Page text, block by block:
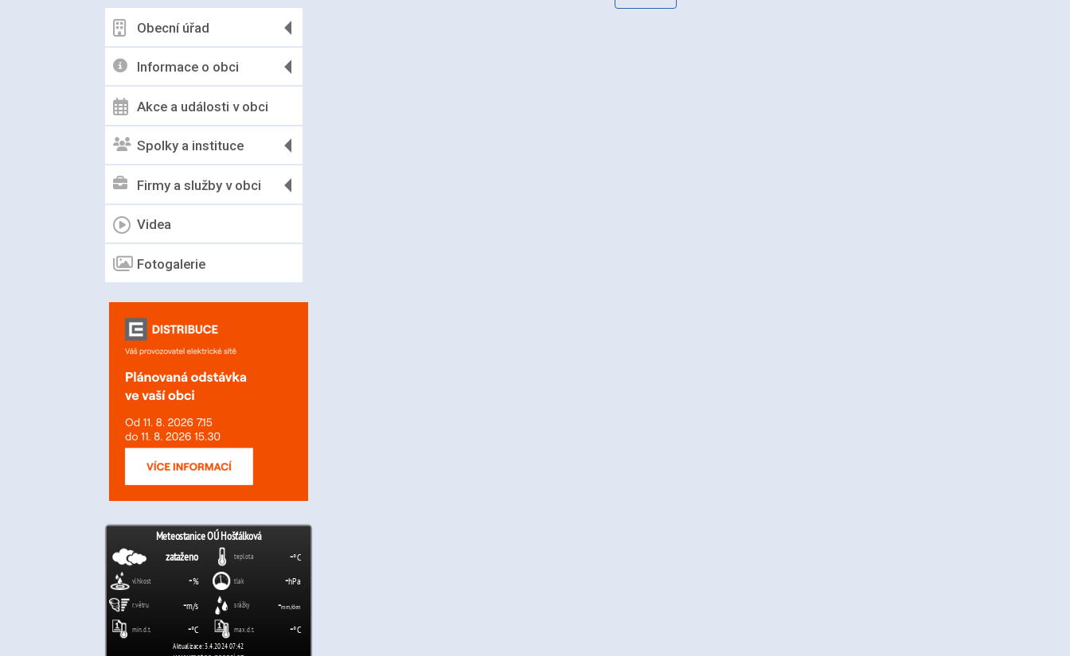
Obecní úřad
Informace o obci
Akce a události v obci
Spolky a instituce
Firmy a služby v obci
Videa
Fotogalerie